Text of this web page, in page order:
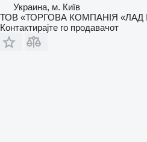
Украина, м. Київ
ТОВ «ТОРГОВА КОМПАНІЯ «ЛАД
Контактирајте го продавачот